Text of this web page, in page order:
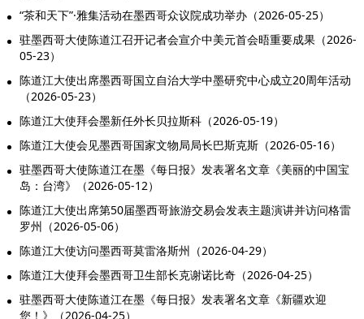
“茶和天下”·雅集活动在墨西哥众议院成功举办（2026-05-25）
驻墨西哥大使陈道江召开记者会宣介中美元首会晤重要成果（2026-
05-23）
陈道江大使出席墨西哥国立自治大学中墨研究中心成立20周年活动
（2026-05-23）
陈道江大使拜会墨新任外长贝拉斯科（2026-05-19）
陈道江大使会见墨西哥国家文物局局长巴斯克斯（2026-05-16）
驻墨西哥大使陈道江在墨《每日报》发表署名文章《美丽的中国宝
岛：台湾》（2026-05-12）
陈道江大使出席第50届墨西哥旅游交易会发表主题演讲并访问格雷
罗州（2026-05-06）
陈道江大使访问墨西哥莫雷洛斯州（2026-04-29）
陈道江大使拜会墨西哥卫生部长克谢诺比奇（2026-04-25）
驻墨西哥大使陈道江在墨《每日报》发表署名文章《新疆欢迎
您！》（2026-04-25）